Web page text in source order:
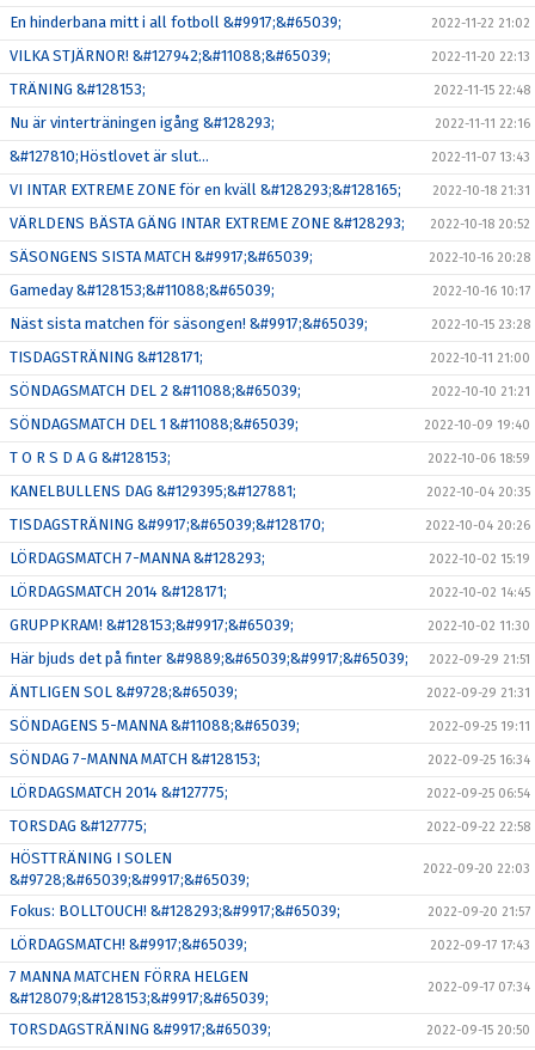
En hinderbana mitt i all fotboll &#9917;&#65039; 2022-11-22 21:02
VILKA STJÄRNOR! &#127942;&#11088;&#65039; 2022-11-20 22:13
TRÄNING &#128153; 2022-11-15 22:48
Nu är vinterträningen igång &#128293; 2022-11-11 22:16
&#127810;Höstlovet är slut... 2022-11-07 13:43
VI INTAR EXTREME ZONE för en kväll &#128293;&#128165; 2022-10-18 21:31
VÄRLDENS BÄSTA GÄNG INTAR EXTREME ZONE &#128293; 2022-10-18 20:52
SÄSONGENS SISTA MATCH &#9917;&#65039; 2022-10-16 20:28
Gameday &#128153;&#11088;&#65039; 2022-10-16 10:17
Näst sista matchen för säsongen! &#9917;&#65039; 2022-10-15 23:28
TISDAGSTRÄNING &#128171; 2022-10-11 21:00
SÖNDAGSMATCH DEL 2 &#11088;&#65039; 2022-10-10 21:21
SÖNDAGSMATCH DEL 1 &#11088;&#65039; 2022-10-09 19:40
T O R S D A G &#128153; 2022-10-06 18:59
KANELBULLENS DAG &#129395;&#127881; 2022-10-04 20:35
TISDAGSTRÄNING &#9917;&#65039;&#128170; 2022-10-04 20:26
LÖRDAGSMATCH 7-MANNA &#128293; 2022-10-02 15:19
LÖRDAGSMATCH 2014 &#128171; 2022-10-02 14:45
GRUPPKRAM! &#128153;&#9917;&#65039; 2022-10-02 11:30
Här bjuds det på finter &#9889;&#65039;&#9917;&#65039; 2022-09-29 21:51
ÄNTLIGEN SOL &#9728;&#65039; 2022-09-29 21:31
SÖNDAGENS 5-MANNA &#11088;&#65039; 2022-09-25 19:11
SÖNDAG 7-MANNA MATCH &#128153; 2022-09-25 16:34
LÖRDAGSMATCH 2014 &#127775; 2022-09-25 06:54
TORSDAG &#127775; 2022-09-22 22:58
HÖSTTRÄNING I SOLEN
&#9728;&#65039;&#9917;&#65039;
2022-09-20 22:03
Fokus: BOLLTOUCH! &#128293;&#9917;&#65039; 2022-09-20 21:57
LÖRDAGSMATCH! &#9917;&#65039; 2022-09-17 17:43
7 MANNA MATCHEN FÖRRA HELGEN
&#128079;&#128153;&#9917;&#65039;
2022-09-17 07:34
TORSDAGSTRÄNING &#9917;&#65039; 2022-09-15 20:50